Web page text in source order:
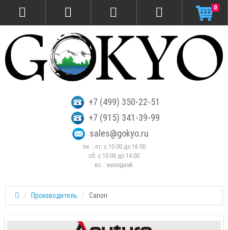
+7 (499) 350-22-51
+7 (915) 341-39-99
sales@gokyo.ru
пн. - пт. с 10:00 до 18:00
сб. c 10:00 до 14:00
вс. : выходной.
0
Производитель Canon